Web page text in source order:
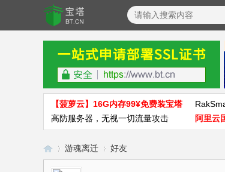
【菠萝云】16G内存99¥免费装宝塔
高防服务器，无视一切流量攻击
阿里云
游魂离迁 好友